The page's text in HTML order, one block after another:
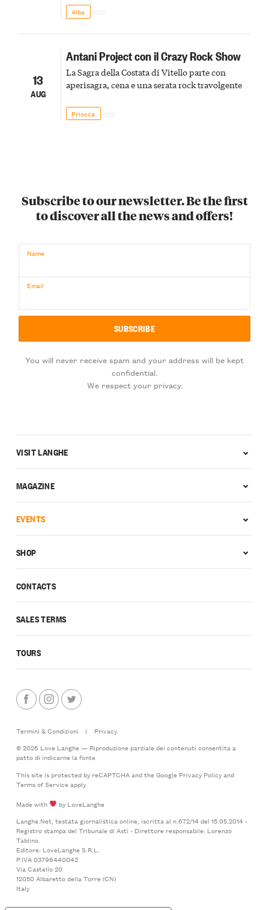
Alba
13
AUG
Antani Project con il Crazy Rock Show
La Sagra della Costata di Vitello parte con
aperisagra, cena e una serata rock travolgente
Priocca
Subscribe to our newsletter. Be the first
to discover all the news and offers!
Name
Email
You will never receive spam and your address will be kept
confidential.
We respect your privacy.
CONTACTS
SALES TERMS
TOURS
VISIT LANGHE
MAGAZINE
EVENTS
SHOP
Termini & Condizioni |
Privacy
© 2026 Love Langhe — Riproduzione parziale dei contenuti consentita a
patto di indicarne la fonte
This site is protected by reCAPTCHA and the Google Privacy Policyand
Terms of Serviceapply
Made with
by LoveLanghe
Langhe.Net, testata giornalistica online, iscritta al n.672/14 del 15.05.2014 -
Registro stampa del Tribunale di Asti - Direttore responsabile: Lorenzo
Tablino.
Editore: LoveLanghe S.R.L.
P.IVA 03796440042
Via Castello 20
12050 Albaretto della Torre (CN)
Italy